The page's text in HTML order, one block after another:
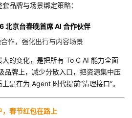
品牌与场景绑定策略：
北京台春晚首席 AI 合作伙伴
作，强化出行与内容场景
的变化，是把所有 To C AI 能力全面
品牌上，减少分散入口，把资源集中压
是在为 Agent 时代提前“清理接口”。
春节红包在路上